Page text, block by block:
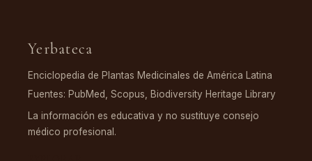
Yerbateca
Enciclopedia de Plantas Medicinales de América Latina
Fuentes: PubMed, Scopus, Biodiversity Heritage Library
La información es educativa y no sustituye consejo
médico profesional.